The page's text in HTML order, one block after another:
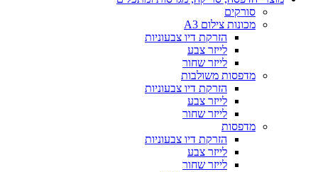
סורקים
מכונות צילום A3
הזרקת דיו צבעוניות
לייזר צבע
לייזר שחור
מדפסות משולבות
הזרקת דיו צבעוניות
לייזר צבע
לייזר שחור
מדפסות
הזרקת דיו צבעוניות
לייזר צבע
לייזר שחור